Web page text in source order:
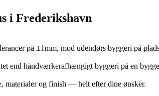
i Frederikshavn
på ±1mm, mod udendørs byggeri på
end håndværkerafhængigt byggeri på en
materialer og finish — helt efter dine ønsker.